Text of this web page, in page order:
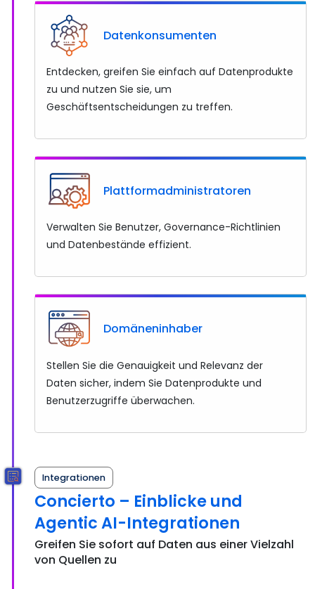
Datenkonsumenten
Entdecken, greifen Sie einfach auf Datenprodukte
zu und nutzen Sie sie, um
Geschäftsentscheidungen zu treffen.
Plattformadministratoren
Verwalten Sie Benutzer, Governance-Richtlinien
und Datenbestände effizient.
Domäneninhaber
Stellen Sie die Genauigkeit und Relevanz der
Daten sicher, indem Sie Datenprodukte und
Benutzerzugriffe überwachen.
Integrationen
Concierto – Einblicke und
Agentic AI-Integrationen
Greifen Sie sofort auf Daten aus einer Vielzahl
von Quellen zu